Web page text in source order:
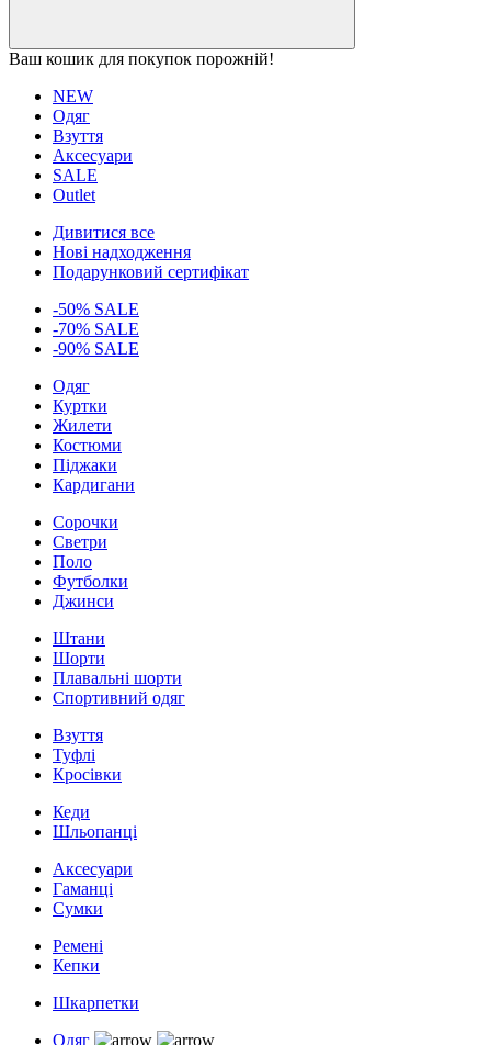
Ваш кошик для покупок порожній!
NEW
Одяг
Взуття
Аксесуари
SALE
Outlet
Дивитися все
Нові надходження
Подарунковий сертифікат
-50% SALE
-70% SALE
-90% SALE
Одяг
Куртки
Жилети
Костюми
Піджаки
Кардигани
Сорочки
Светри
Поло
Футболки
Джинси
Штани
Шорти
Плавальні шорти
Спортивний одяг
Взуття
Туфлі
Кросівки
Кеди
Шльопанці
Аксесуари
Гаманці
Сумки
Ремені
Кепки
Шкарпетки
Одяг